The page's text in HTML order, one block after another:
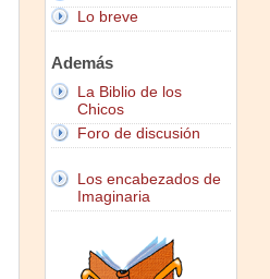
Lo breve
Además
La Biblio de los
Chicos
Foro de discusión
Los encabezados de
Imaginaria